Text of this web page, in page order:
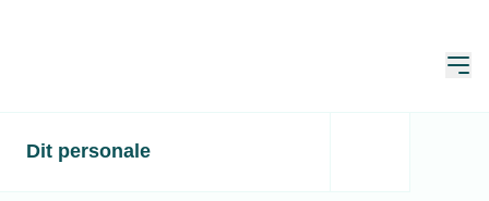
Dit personale
Undersøgelse: